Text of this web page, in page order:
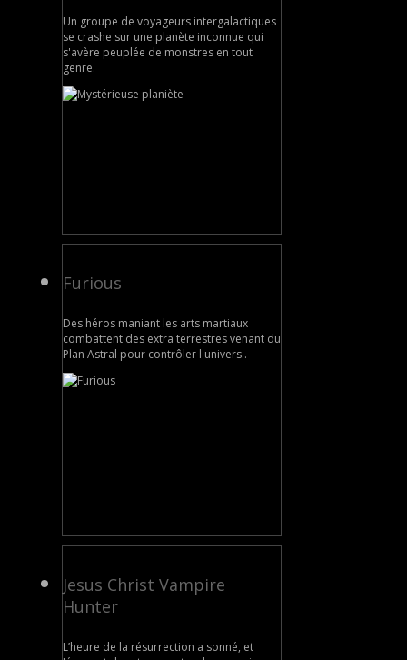
Un groupe de voyageurs intergalactiques
se crashe sur une planète inconnue qui
s'avère peuplée de monstres en tout
genre.
Furious
Des héros maniant les arts martiaux
combattent des extra terrestres venant du
Plan Astral pour contrôler l'univers..
Jesus Christ Vampire
Hunter
L’heure de la résurrection a sonné, et